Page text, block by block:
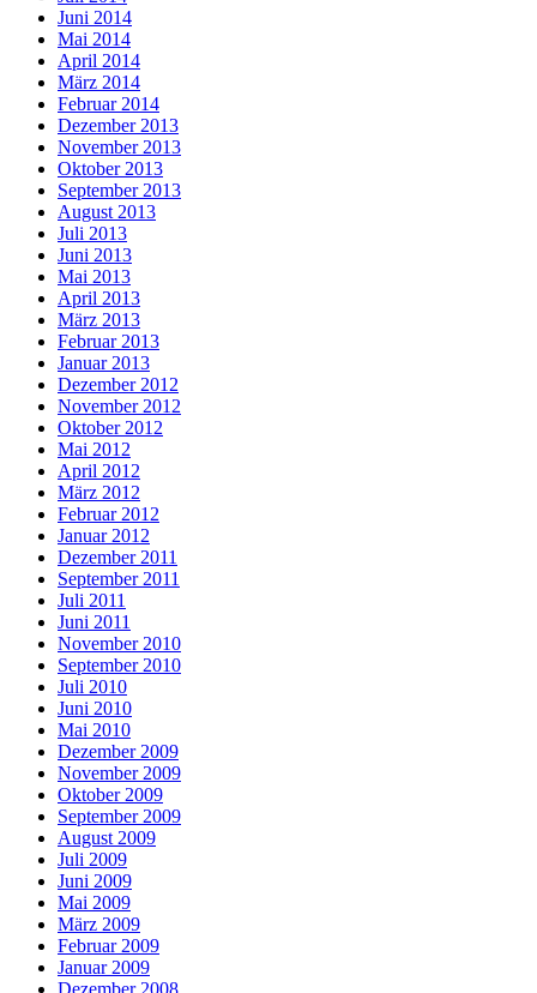
Juni 2014
Mai 2014
April 2014
März 2014
Februar 2014
Dezember 2013
November 2013
Oktober 2013
September 2013
August 2013
Juli 2013
Juni 2013
Mai 2013
April 2013
März 2013
Februar 2013
Januar 2013
Dezember 2012
November 2012
Oktober 2012
Mai 2012
April 2012
März 2012
Februar 2012
Januar 2012
Dezember 2011
September 2011
Juli 2011
Juni 2011
November 2010
September 2010
Juli 2010
Juni 2010
Mai 2010
Dezember 2009
November 2009
Oktober 2009
September 2009
August 2009
Juli 2009
Juni 2009
Mai 2009
März 2009
Februar 2009
Januar 2009